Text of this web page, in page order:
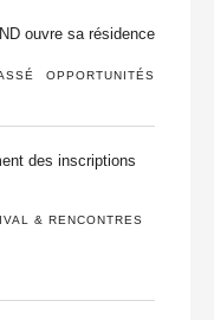
ouvre sa résidence
OPPORTUNITÉS
des inscriptions
& RENCONTRES